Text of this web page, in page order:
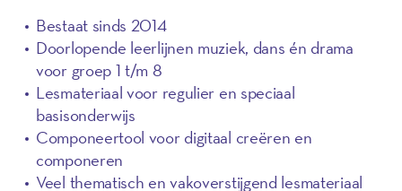
Bestaat sinds 2014
Doorlopende leerlijnen muziek, dans én drama
voor groep 1 t/m 8
Lesmateriaal voor regulier en speciaal
basisonderwijs
Componeertool voor digitaal creëren en
componeren
Veel thematisch en vakoverstijgend lesmateriaal